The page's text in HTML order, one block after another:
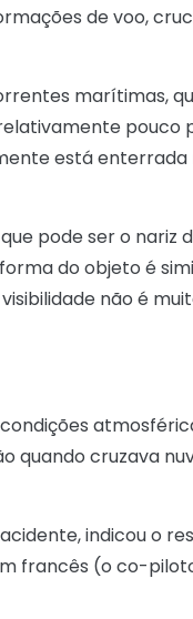
de voo,
marítimas,
pouco
está
pode ser o nariz
do objeto é
não é
quando cruzava
indicou o
francês (o co-